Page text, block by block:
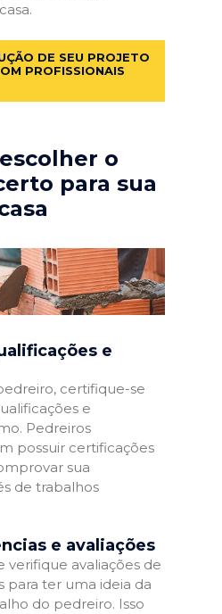
DE SEU PROJETO
PROFISSIONAIS
o
para sua
e
certifique-se
e
Pedreiros
possuir certificações
sua
de trabalhos
e avaliações
verifique avaliações de
para ter uma ideia da
do pedreiro. Isso